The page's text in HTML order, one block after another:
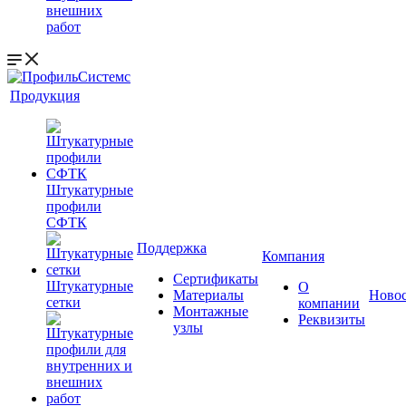
внешних
работ
Продукция
Штукатурные
профили
СФТК
Штукатурные
сетки
Поддержка
Сертификаты
Материалы
Монтажные
узлы
Компания
О
компании
Реквизиты